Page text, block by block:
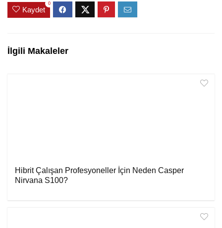
Kaydet
0
İlgili Makaleler
Hibrit Çalışan Profesyoneller İçin Neden Casper
Nirvana S100?